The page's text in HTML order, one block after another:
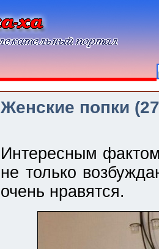
Женские попки
Интересным
не только
очень нравятся.